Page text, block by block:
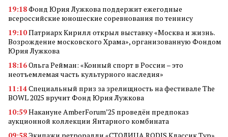
19:18Фонд Юрия Лужкова поддержит ежегодные
всероссийские юношеские соревнования по теннису
19:10Патриарх Кирилл открыл выставку «Москва и жизнь.
Возрождение московского Храма», организованную Фондом
Юрия Лужкова
18:16Ольга Рейман: «Конный спорт в России – это
неотъемлемая часть культурного наследия»
11:14Специальный приз за зрелищность на фестивале The
BOWL 2025 вручит Фонд Юрия Лужкова
10:59Накануне AmberForum’25 проведён предпоказ
аукционной коллекции Янтарного комбината